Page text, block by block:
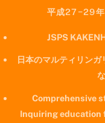
平成27−29
JSPS
日本のマルティリン
Comprehensive
Inquiring education